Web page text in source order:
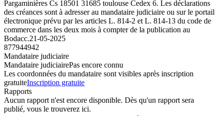
Pargaminières Cs 18501 31685 toulouse Cedex 6. Les déclarations
des créances sont à adresser au mandataire judiciaire ou sur le portail
électronique prévu par les articles L. 814-2 et L. 814-13 du code de
commerce dans les deux mois à compter de la publication au
Bodacc.21-05-2025
877944942
Mandataire judiciaire
Mandataire judiciairePas encore connu
Les coordonnées du mandataire sont visibles après inscription
gratuiteInscription gratuite
Rapports
Aucun rapport n'est encore disponible. Dès qu'un rapport sera
publié, vous le trouverez ici.